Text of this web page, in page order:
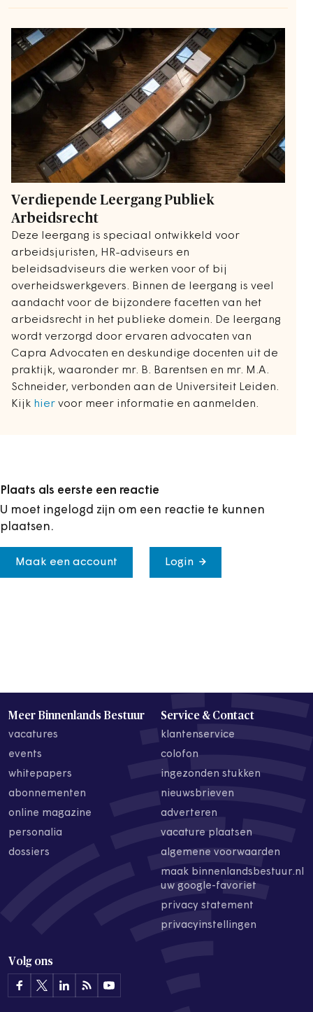
Verdiepende Leergang Publiek
Arbeidsrecht
Deze leergang is speciaal ontwikkeld voor
arbeidsjuristen, HR-adviseurs en
beleidsadviseurs die werken voor of bij
overheidswerkgevers. Binnen de leergang is veel
aandacht voor de bijzondere facetten van het
arbeidsrecht in het publieke domein. De leergang
wordt verzorgd door ervaren advocaten van
Capra Advocaten en deskundige docenten uit de
praktijk, waaronder mr. B. Barentsen en mr. M.A.
Schneider, verbonden aan de Universiteit Leiden.
Kijk hier voor meer informatie en aanmelden.
Plaats als eerste een reactie
U moet ingelogd zijn om een reactie te kunnen
plaatsen.
Maak een account Login
Meer Binnenlands Bestuur
vacatures
events
whitepapers
abonnementen
online magazine
personalia
dossiers
Service & Contact
klantenservice
colofon
ingezonden stukken
nieuwsbrieven
adverteren
vacature plaatsen
algemene voorwaarden
maak binnenlandsbestuur.nl
uw google-favoriet
privacy statement
privacyinstellingen
Volg ons